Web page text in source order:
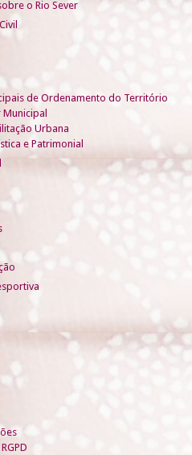
o Rio Sever
de Ordenamento do Território
Urbana
e Patrimonial